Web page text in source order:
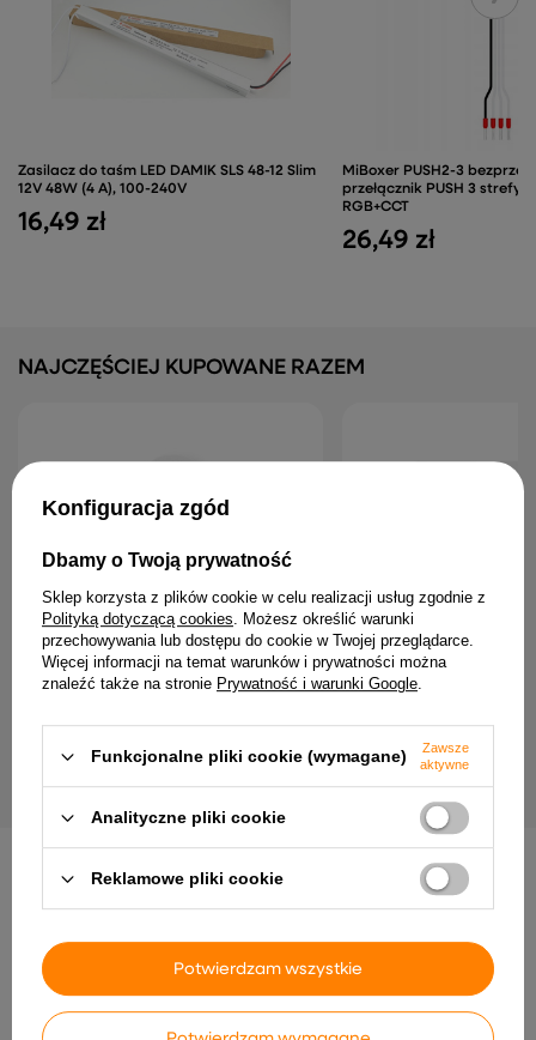
Zasilacz do taśm LED DAMIK SLS 48-12 Slim
12V 48W (4 A), 100-240V
16,49 zł
MiBoxer PUSH2-3
przełącznik PUSH 3 strefy
RGB+CCT
26,49 zł
NAJCZĘŚCIEJ KUPOWANE RAZEM
MiBoxer FUT007 Pilot taśm LED
21,91 zł
MiBoxer ESW2-W
79,99 zł
INNE PRODUKTY PRODUCENTA
Konfiguracja zgód
Dbamy o Twoją prywatność
Sklep korzysta z plików cookie w celu realizacji usług zgodnie z
Polityką dotyczącą cookies. Możesz określić warunki
przechowywania lub dostępu do cookie w Twojej przeglądarce.
Więcej informacji na temat warunków i prywatności można
znaleźć także na stronie Prywatność i warunki Google.
Funkcjonalne pliki cookie (wymagane)
Zawsze
aktywne
Analityczne pliki cookie
Reklamowe pliki cookie
Potwierdzam wszystkie